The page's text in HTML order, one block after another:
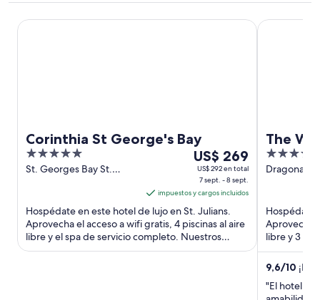
Corinthia St George's Bay
5
out
St. Georges Bay St.
Del
7
sept
al
8
sept,
el
US$ 269
US$ 292 en total
7 sept. - 8 sept.
impuestos y cargos incluidos
Hospédate en este hotel de lujo en St. Julians.
Aprovecha el acceso a wifi gratis, 4 piscinas al aire
libre y el spa de servicio completo. Nuestros
huéspedes ...
Corinthia St George's Bay
The
Malta
5
out
Dragonara
Hospédate
Aprovecha
libre y 3
destacan la
9,6/10
"El hotel es
The Westin